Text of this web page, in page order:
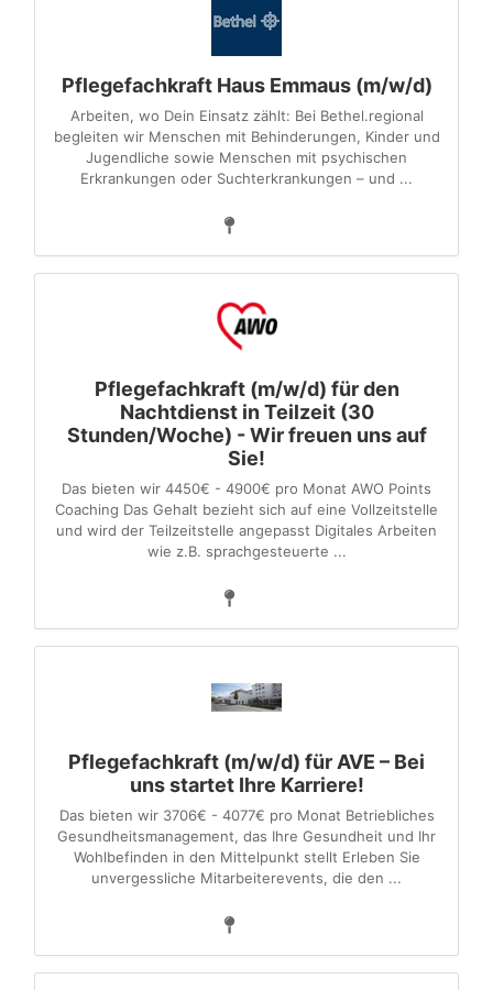
Pflegefachkraft Haus Emmaus (m/w/d)
Arbeiten, wo Dein Einsatz zählt: Bei Bethel.regional
begleiten wir Menschen mit Behinderungen, Kinder und
Jugendliche sowie Menschen mit psychischen
Erkrankungen oder Suchterkrankungen – und ...
Pflegefachkraft (m/w/d) für den
Nachtdienst in Teilzeit (30
Stunden/Woche) - Wir freuen uns auf
Sie!
Das bieten wir 4450€ - 4900€ pro Monat AWO Points
Coaching Das Gehalt bezieht sich auf eine Vollzeitstelle
und wird der Teilzeitstelle angepasst Digitales Arbeiten
wie z.B. sprachgesteuerte ...
Pflegefachkraft (m/w/d) für AVE – Bei
uns startet Ihre Karriere!
Das bieten wir 3706€ - 4077€ pro Monat Betriebliches
Gesundheitsmanagement, das Ihre Gesundheit und Ihr
Wohlbefinden in den Mittelpunkt stellt Erleben Sie
unvergessliche Mitarbeiterevents, die den ...